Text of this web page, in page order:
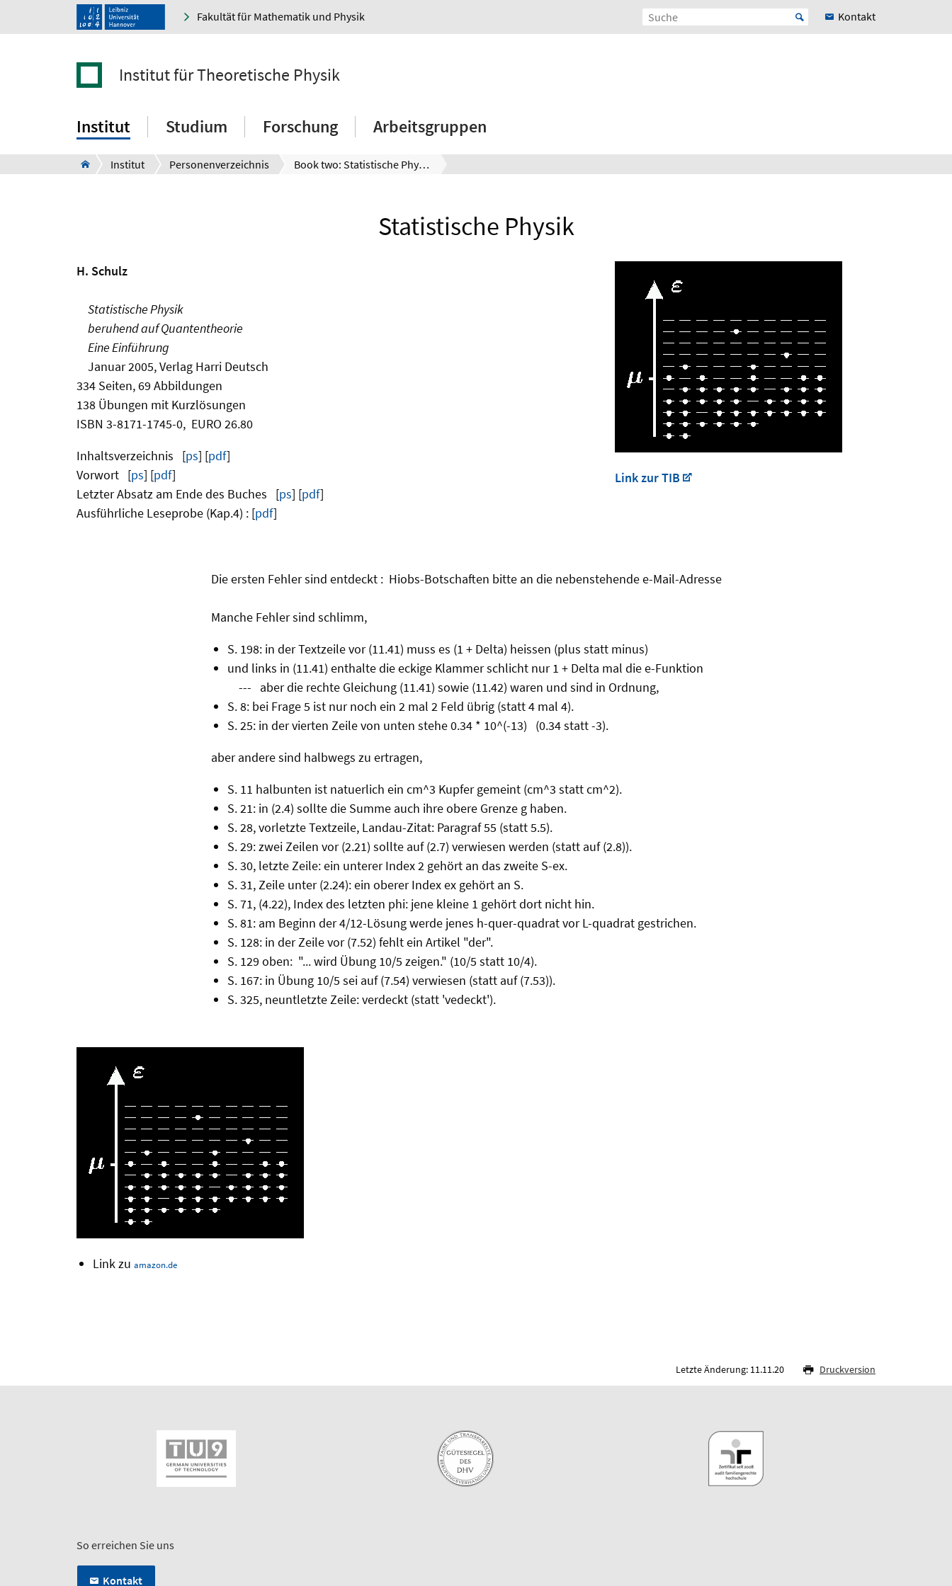
Fakultät für Mathematik und Physik Kontakt
Institut für Theoretische Physik
Institut Studium Forschung Arbeitsgruppen
Institut Personenverzeichnis Book two: Statistische Physik
Statistische Physik
H. Schulz
Statistische Physik
beruhend auf Quantentheorie
Eine Einführung
Januar 2005, Verlag Harri Deutsch
334 Seiten, 69 Abbildungen
138 Übungen mit Kurzlösungen
ISBN 3-8171-1745-0, EURO 26.80
Inhaltsverzeichnis [ps] [pdf]
Vorwort [ps] [pdf]
Letzter Absatz am Ende des Buches [ps] [pdf]
Ausführliche Leseprobe (Kap.4) : [pdf]
Link zur TIB
Die ersten Fehler sind entdeckt : Hiobs-Botschaften bitte an die nebenstehende e-Mail-Adresse
Manche Fehler sind schlimm,
S. 198: in der Textzeile vor (11.41) muss es (1 + Delta) heissen (plus statt minus)
und links in (11.41) enthalte die eckige Klammer schlicht nur 1 + Delta mal die e-Funktion
--- aber die rechte Gleichung (11.41) sowie (11.42) waren und sind in Ordnung,
S. 8: bei Frage 5 ist nur noch ein 2 mal 2 Feld übrig (statt 4 mal 4).
S. 25: in der vierten Zeile von unten stehe 0.34 * 10^(-13) (0.34 statt -3).
aber andere sind halbwegs zu ertragen,
S. 11 halbunten ist natuerlich ein cm^3 Kupfer gemeint (cm^3 statt cm^2).
S. 21: in (2.4) sollte die Summe auch ihre obere Grenze g haben.
S. 28, vorletzte Textzeile, Landau-Zitat: Paragraf 55 (statt 5.5).
S. 29: zwei Zeilen vor (2.21) sollte auf (2.7) verwiesen werden (statt auf (2.8)).
S. 30, letzte Zeile: ein unterer Index 2 gehört an das zweite S-ex.
S. 31, Zeile unter (2.24): ein oberer Index ex gehört an S.
S. 71, (4.22), Index des letzten phi: jene kleine 1 gehört dort nicht hin.
S. 81: am Beginn der 4/12-Lösung werde jenes h-quer-quadrat vor L-quadrat gestrichen.
S. 128: in der Zeile vor (7.52) fehlt ein Artikel "der".
S. 129 oben: "... wird Übung 10/5 zeigen." (10/5 statt 10/4).
S. 167: in Übung 10/5 sei auf (7.54) verwiesen (statt auf (7.53)).
S. 325, neuntletzte Zeile: verdeckt (statt 'vedeckt').
Link zu amazon.de
Letzte Änderung: 11.11.20 Druckversion
So erreichen Sie uns
Kontakt